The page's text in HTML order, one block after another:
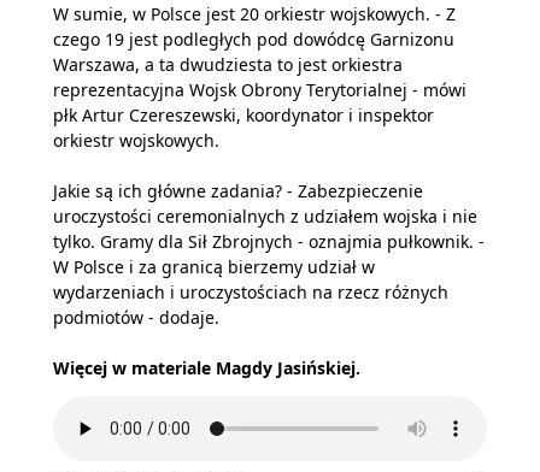
W sumie, w Polsce jest 20 orkiestr wojskowych. - Z
czego 19 jest podległych pod dowódcę Garnizonu
Warszawa, a ta dwudziesta to jest orkiestra
reprezentacyjna Wojsk Obrony Terytorialnej - mówi
płk Artur Czereszewski, koordynator i inspektor
orkiestr wojskowych.
Jakie są ich główne zadania? - Zabezpieczenie
uroczystości ceremonialnych z udziałem wojska i nie
tylko. Gramy dla Sił Zbrojnych - oznajmia pułkownik. -
W Polsce i za granicą bierzemy udział w
wydarzeniach i uroczystościach na rzecz różnych
podmiotów - dodaje.
Więcej w materiale Magdy Jasińskiej.